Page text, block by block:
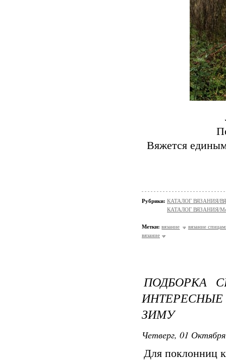
Вяжется
Рубрики: КАТАЛОГ ВЯЗАНИЯ/
КАТАЛОГ ВЯЗАНИЯ/
Метки: вязание
вязание
вязание
ПОДБОРКА
ЗИМУ
Четверг, 01
Для поклонниц